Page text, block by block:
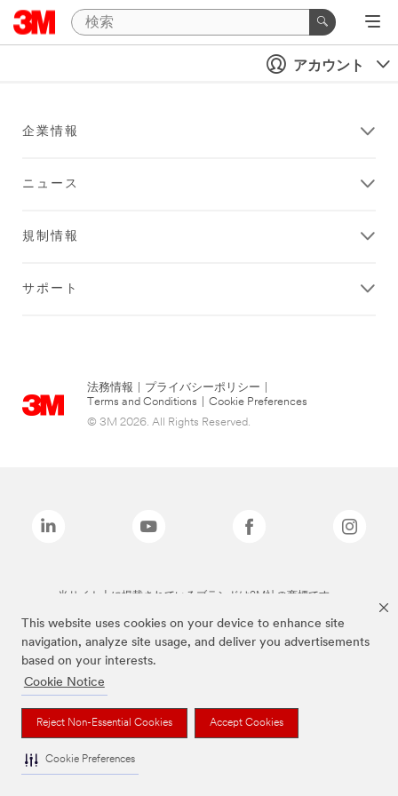
This website uses cookies on your device to enhance site
navigation, analyze site usage, and deliver you advertisements
based on your interests.
Cookie Notice
Reject Non-Essential Cookies Accept Cookies
Cookie Preferences
アカウント
企業情報
ニュース
規制情報
サポート
法務情報 プライバシーポリシー
Terms and Conditions
Cookie Preferences
© 3M 2026. All Rights Reserved.
当サイト上に掲載されているブランドは3M社の商標です。